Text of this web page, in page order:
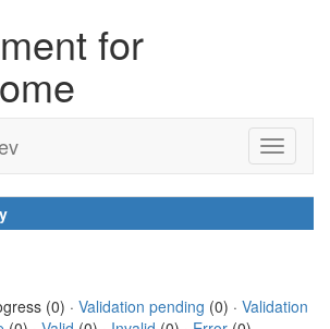
for
(0) · Validation pending (0) · Validation